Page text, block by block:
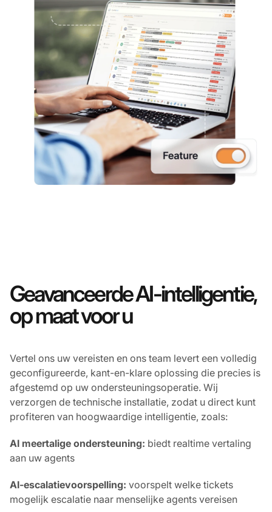
Geavanceerde AI-intelligentie,
op maat voor u
Vertel ons uw vereisten en ons team levert een volledig
geconfigureerde, kant-en-klare oplossing die precies is
afgestemd op uw ondersteuningsoperatie. Wij
verzorgen de technische installatie, zodat u direct kunt
profiteren van hoogwaardige intelligentie, zoals:
AI meertalige ondersteuning: biedt realtime vertaling
aan uw agents
AI-escalatievoorspelling: voorspelt welke tickets
mogelijk escalatie naar menselijke agents vereisen